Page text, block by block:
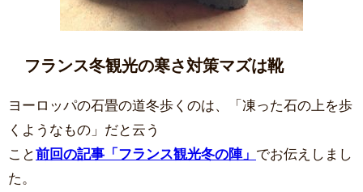
フランス冬観光の寒さ対策マズは靴
ヨーロッパの石畳の道冬歩くのは、「凍った石の上を歩
くようなもの」だと云う
こと前回の記事「フランス観光冬の陣」 でお伝えしまし
た。